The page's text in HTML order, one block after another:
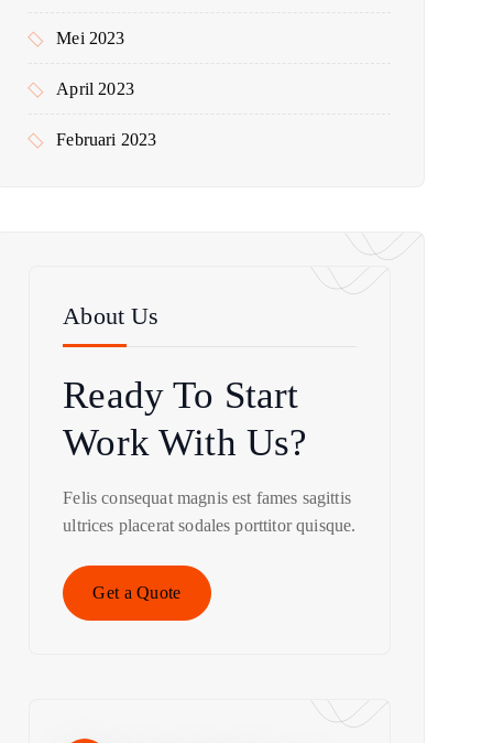
Mei 2023
April 2023
Februari 2023
About Us
Ready To Start
Work With Us?
Felis consequat magnis est fames sagittis
ultrices placerat sodales porttitor quisque.
Get a Quote